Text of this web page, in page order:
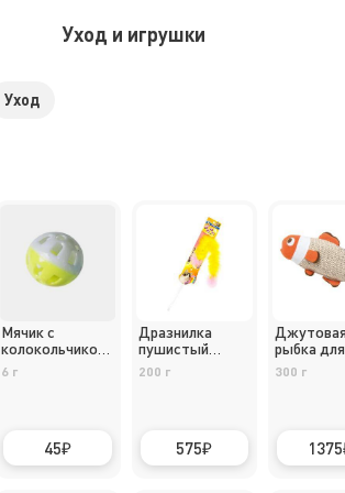
Уход и игрушки
Уход
Мячик с
колокольчиком
цвет микс
6 г
45
Дразнилка
пушистый
хвост
200 г
575
рыбка для
кошек
300 г
1375